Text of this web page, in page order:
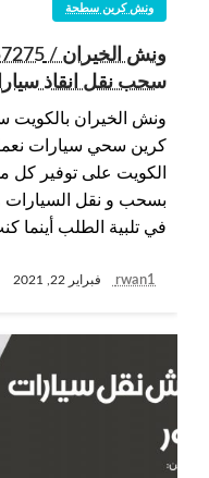
ونش كرين سطحة
سحب نقل انقاذ
ونش الخيران بالكويت
كرين سحي سيارات
الكويت على توفير كل
بسحب و نقل السيارات
في تلبية الطلب أينما
rwan1 فبراير 22, 2021